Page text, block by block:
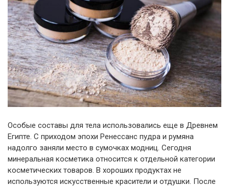
Особые составы для тела использовались еще в Древнем
Египте. С приходом эпохи Ренессанс пудра и румяна
надолго заняли место в сумочках модниц. Сегодня
минеральная косметика относится к отдельной категории
косметических товаров. В хороших продуктах не
используются искусственные красители и отдушки. После